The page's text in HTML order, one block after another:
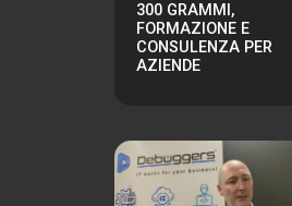
300 GRAMMI,
FORMAZIONE E
CONSULENZA PER
AZIENDE